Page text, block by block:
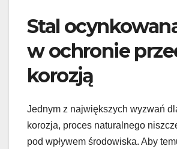
Stal
w ochronie
korozją
Jednym z największych wyzwań
korozja, proces naturalnego
pod wpływem środowiska. Aby